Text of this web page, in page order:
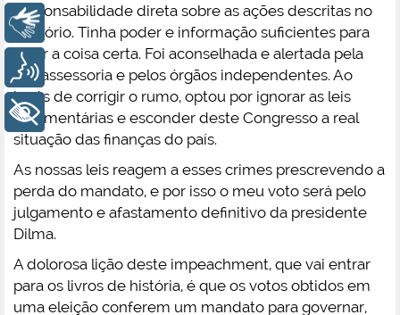
responsabilidade direta sobre as ações descritas no
relatório. Tinha poder e informação suficientes para
fazer a coisa certa. Foi aconselhada e alertada pela
sua assessoria e pelos órgãos independentes. Ao
invés de corrigir o rumo, optou por ignorar as leis
orçamentárias e esconder deste Congresso a real
situação das finanças do país.
As nossas leis reagem a esses crimes prescrevendo a
perda do mandato, e por isso o meu voto será pelo
julgamento e afastamento definitivo da presidente
Dilma.
A dolorosa lição deste impeachment, que vai entrar
para os livros de história, é que os votos obtidos em
uma eleição conferem um mandato para governar,
+ Acessibilidade